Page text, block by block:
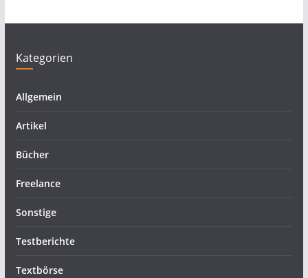
Kategorien
Allgemein
Artikel
Bücher
Freelance
Sonstige
Testberichte
Textbörse